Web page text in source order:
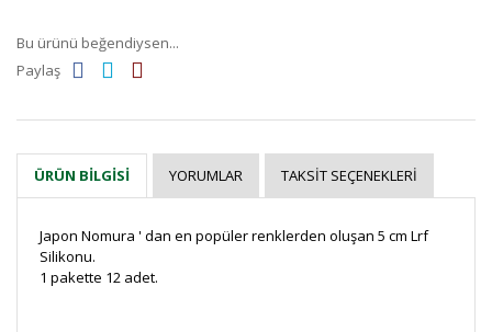
Bu ürünü beğendiysen...
Paylaş
ÜRÜN BILGISI YORUMLAR TAKSIT SEÇENEKLERI
Japon Nomura ' dan en popüler renklerden oluşan 5 cm Lrf
Silikonu.
1 pakette 12 adet.